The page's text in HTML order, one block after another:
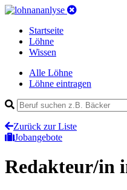
Startseite
Löhne
Wissen
Alle Löhne
Löhne eintragen
Zurück zur Liste
Jobangebote
Redakteur/in